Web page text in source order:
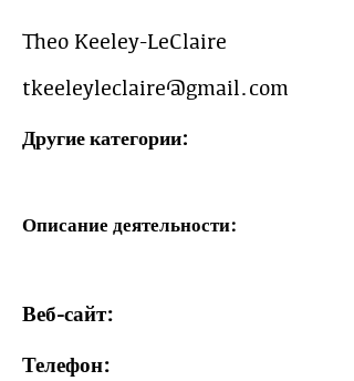
Theo Keeley-LeClaire
tkeeleyleclaire@gmail.com
Другие категории:
Описание деятельности:
Веб-сайт:
Телефон: